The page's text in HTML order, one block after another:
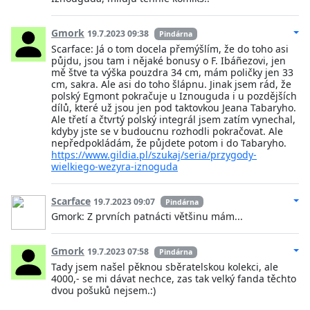
Gmork 19.7.2023 09:38 Pindárna
Scarface: Já o tom docela přemýšlím, že do toho asi
půjdu, jsou tam i nějaké bonusy o F. Ibáñezovi, jen
mě štve ta výška pouzdra 34 cm, mám poličky jen 33
cm, sakra. Ale asi do toho šlápnu. Jinak jsem rád, že
polský Egmont pokračuje u Iznouguda i u pozdějších
dílů, které už jsou jen pod taktovkou Jeana Tabaryho.
Ale třetí a čtvrtý polský integrál jsem zatím vynechal,
kdyby jste se v budoucnu rozhodli pokračovat. Ale
nepředpokládám, že půjdete potom i do Tabaryho.
https://www.gildia.pl/szukaj/seria/przygody-
wielkiego-wezyra-iznoguda
Scarface 19.7.2023 09:07 Pindárna
Gmork: Z prvních patnácti většinu mám...
Gmork 19.7.2023 07:58 Pindárna
Tady jsem našel pěknou sběratelskou kolekci, ale
4000,- se mi dávat nechce, zas tak velký fanda těchto
dvou pošuků nejsem.:)